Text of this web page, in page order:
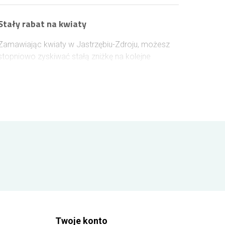
rabat na kwiaty
kwiaty w Jastrzębiu-Zdroju, możesz
zyskiwać stałą zniżkę na kolejne
Twoje konto